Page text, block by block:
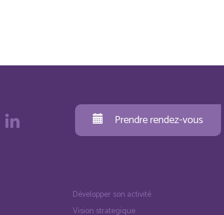
Prendre rendez-vous
Développer son activité
Vision strategique